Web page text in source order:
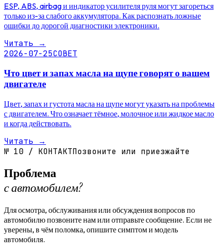
ESP, ABS, airbag и индикатор усилителя руля могут загореться
только из-за слабого аккумулятора. Как распознать ложные
ошибки до дорогой диагностики электроники.
Читать →
2026-07-25СОВЕТ
Что цвет и запах масла на щупе говорят о вашем
двигателе
Цвет, запах и густота масла на щупе могут указать на проблемы
с двигателем. Что означает тёмное, молочное или жидкое масло
и когда действовать.
Читать →
№ 10 / КОНТАКТПозвоните или приезжайте
Проблема
с автомобилем?
Для осмотра, обслуживания или обсуждения вопросов по
автомобилю позвоните нам или отправьте сообщение. Если не
уверены, в чём поломка, опишите симптом и модель
автомобиля.